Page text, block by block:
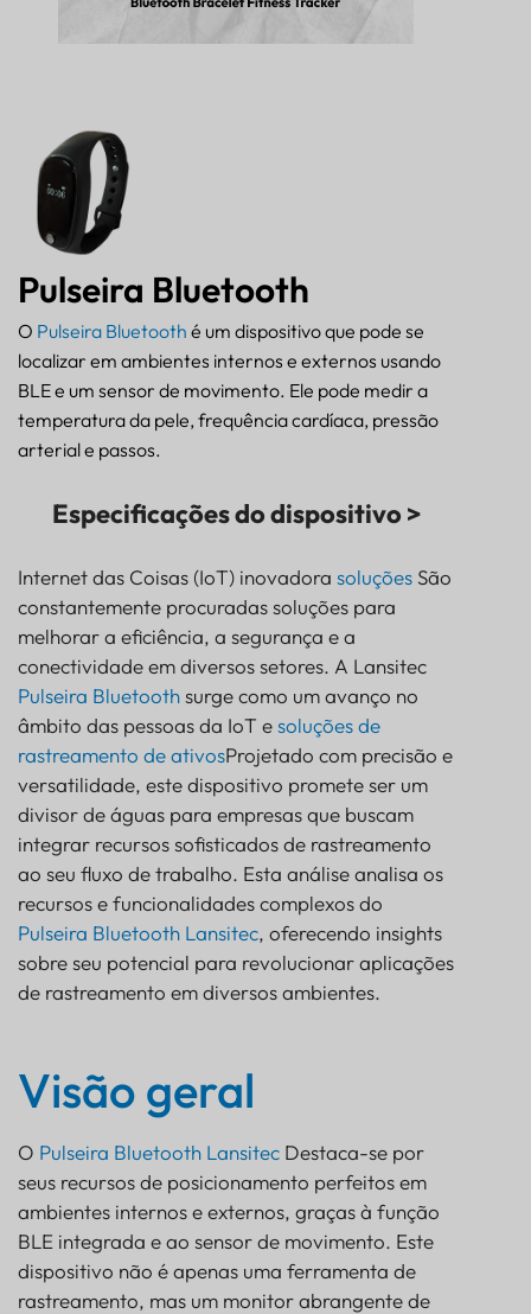
Pulseira Bluetooth
O Pulseira Bluetooth é um dispositivo que pode se
localizar em ambientes internos e externos usando
BLE e um sensor de movimento. Ele pode medir a
temperatura da pele, frequência cardíaca, pressão
arterial e passos.
Especificações do dispositivo >
Internet das Coisas (IoT) inovadora soluções São
constantemente procuradas soluções para
melhorar a eficiência, a segurança e a
conectividade em diversos setores. A Lansitec
Pulseira Bluetoothsurge como um avanço no
âmbito das pessoas da IoT esoluções de
rastreamento de ativosProjetado com precisão e
versatilidade, este dispositivo promete ser um
divisor de águas para empresas que buscam
integrar recursos sofisticados de rastreamento
ao seu fluxo de trabalho. Esta análise analisa os
recursos e funcionalidades complexos do
Pulseira Bluetooth Lansitec, oferecendo insights
sobre seu potencial para revolucionar aplicações
de rastreamento em diversos ambientes.
Visão geral
O Pulseira Bluetooth Lansitec Destaca-se por
seus recursos de posicionamento perfeitos em
ambientes internos e externos, graças à função
BLE integrada e ao sensor de movimento. Este
dispositivo não é apenas uma ferramenta de
rastreamento, mas um monitor abrangente de